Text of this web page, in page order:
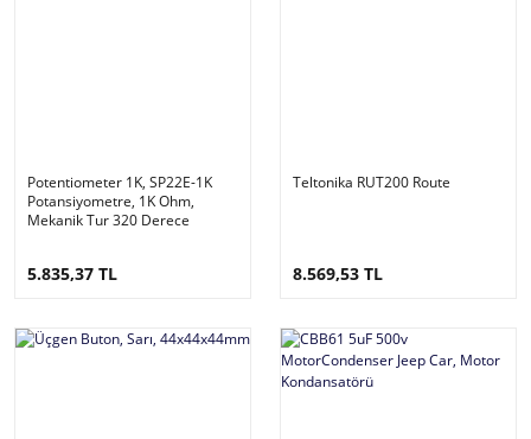
Potentiometer 1K, SP22E-1K
Potansiyometre, 1K Ohm,
Mekanik Tur 320 Derece
5.835,37 TL
Teltonika RUT200 Route
8.569,53 TL